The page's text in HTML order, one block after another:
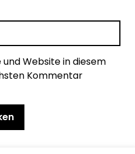
Website in diesem
Kommentar